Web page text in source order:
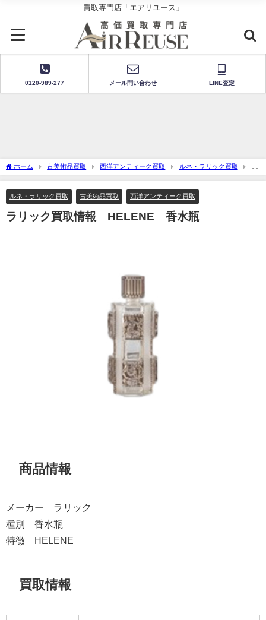
買取専門店「エアリユース」
0120-989-277 メール問い合わせ LINE査定
ホーム 古美術品買取 西洋アンティーク買取 ルネ・ラリック買取
リック買取情報 HELENE 香水瓶
ルネ・ラリック買取 古美術品買取 西洋アンティーク買取
ラリック買取情報 HELENE 香水瓶
商品情報
メーカー ラリック
種別 香水瓶
特徴 HELENE
買取情報